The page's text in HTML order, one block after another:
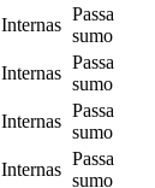
Internas
Passa
sumo
Internas
Passa
sumo
Internas
Passa
sumo
Internas
Passa
sumo